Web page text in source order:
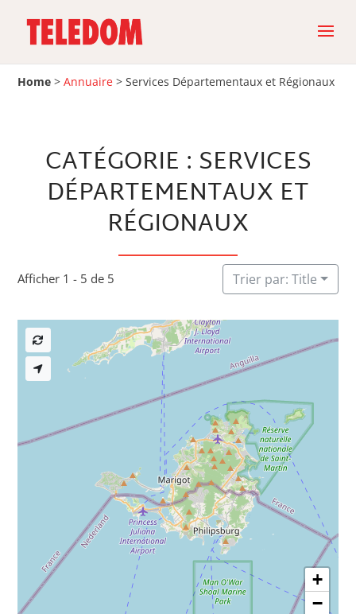
Home >Annuaire >Services Départementaux et Régionaux
CATÉGORIE : SERVICES
DÉPARTEMENTAUX ET
RÉGIONAUX
Afficher 1 - 5 de 5 Trier par: Title
+
−